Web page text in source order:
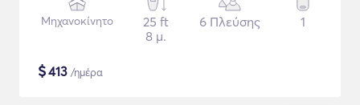
Μηχανοκίνητο
25 ft
8 μ.
6 Πλεύσης 1
$413 /ημέρα